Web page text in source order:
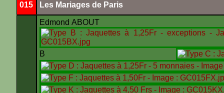
015 Les Mariages de Paris
Edmond ABOUT
B